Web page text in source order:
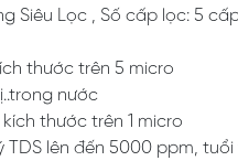
Siêu Lọc , Số cấp lọc: 5
thước trên 5 micro
nước
thước trên 1 micro
TDS lên đến 5000 ppm,